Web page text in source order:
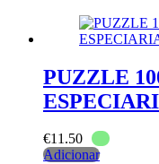
PUZZLE
€11.50
Adicionar